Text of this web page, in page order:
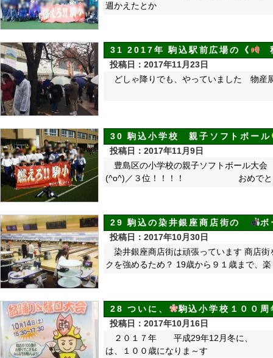
週かえたとか
31 2017年 駒込駅前広場の《
投稿日：2017年11月23日
どしゃ降りでも、やっていました 物
30 駒込小学校 親子ソフトボール
投稿日：2017年11月9日
豊島区の小学校の親子ソフトボ
(^o^)／３位！！！！ おめでとう
29 駒込の染井銀座商店街の
ボ
投稿日：2017年10月30日
染井銀座商店街は頑張っています 商店
クを強めるため？ 19歳から９１歳まで、
28 ついに、
駒込小学校１００周
投稿日：2017年10月16日
２０１７年 平成29年12月冬
は、１００歳になりま